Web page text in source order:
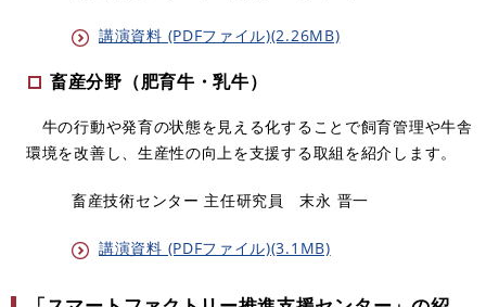
講演資料 (PDFファイル)(2.26MB)
畜産分野（肥育牛・乳牛）
牛の行動や発育の状態を見える化することで飼育管理や牛舎
環境を改善し、生産性の向上を支援する取組を紹介します。
畜産技術センター 主任研究員 末永 晋一
講演資料 (PDFファイル)(3.1MB)